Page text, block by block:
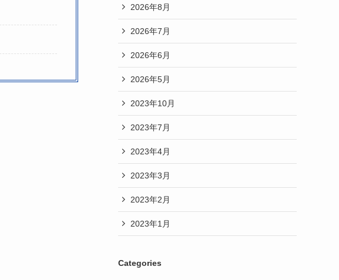
2026年8月
2026年7月
2026年6月
2026年5月
2023年10月
2023年7月
2023年4月
2023年3月
2023年2月
2023年1月
Categories